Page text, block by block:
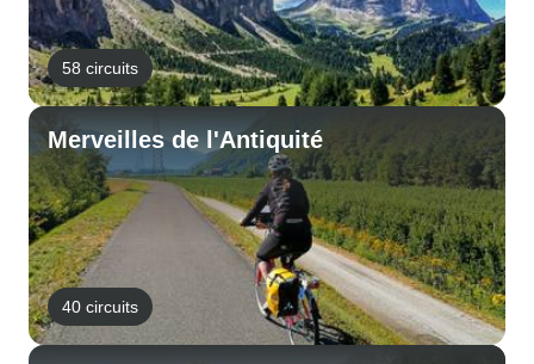
58 circuits
Merveilles de l'Antiquité
40 circuits